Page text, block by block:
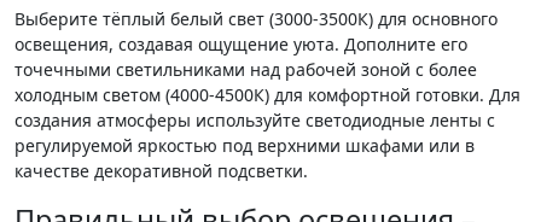
Выберите тёплый белый свет (3000-3500К) для основного
освещения, создавая ощущение уюта. Дополните его
точечными светильниками над рабочей зоной с более
холодным светом (4000-4500К) для комфортной готовки. Для
создания атмосферы используйте светодиодные ленты с
регулируемой яркостью под верхними шкафами или в
качестве декоративной подсветки.